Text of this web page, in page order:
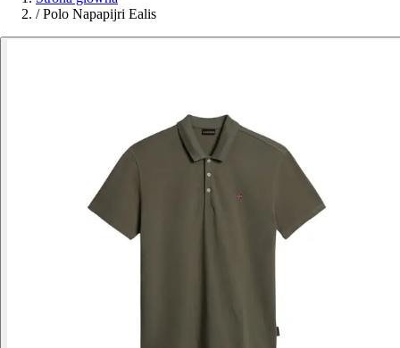
/ Polo Napapijri Ealis